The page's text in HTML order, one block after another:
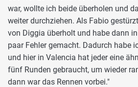
war, wollte ich beide überholen und
weiter durchziehen. Als Fabio
von Diggia überholt und habe dann
paar Fehler gemacht. Dadurch habe
und hier in Valencia hat jeder eine
fünf Runden gebraucht, um wieder
dann war das Rennen vorbei."